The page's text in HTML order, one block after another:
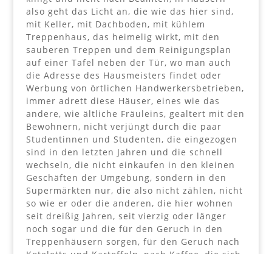
also geht das Licht an, die wie das hier sind,
mit Keller, mit Dachboden, mit kühlem
Treppenhaus, das heimelig wirkt, mit den
sauberen Treppen und dem Reinigungsplan
auf einer Tafel neben der Tür, wo man auch
die Adresse des Hausmeisters findet oder
Werbung von örtlichen Handwerkersbetrieben,
immer adrett diese Häuser, eines wie das
andere, wie ältliche Fräuleins, gealtert mit den
Bewohnern, nicht verjüngt durch die paar
Studentinnen und Studenten, die eingezogen
sind in den letzten Jahren und die schnell
wechseln, die nicht einkaufen in den kleinen
Geschäften der Umgebung, sondern in den
Supermärkten nur, die also nicht zählen, nicht
so wie er oder die anderen, die hier wohnen
seit dreißig Jahren, seit vierzig oder länger
noch sogar und die für den Geruch in den
Treppenhäusern sorgen, für den Geruch nach